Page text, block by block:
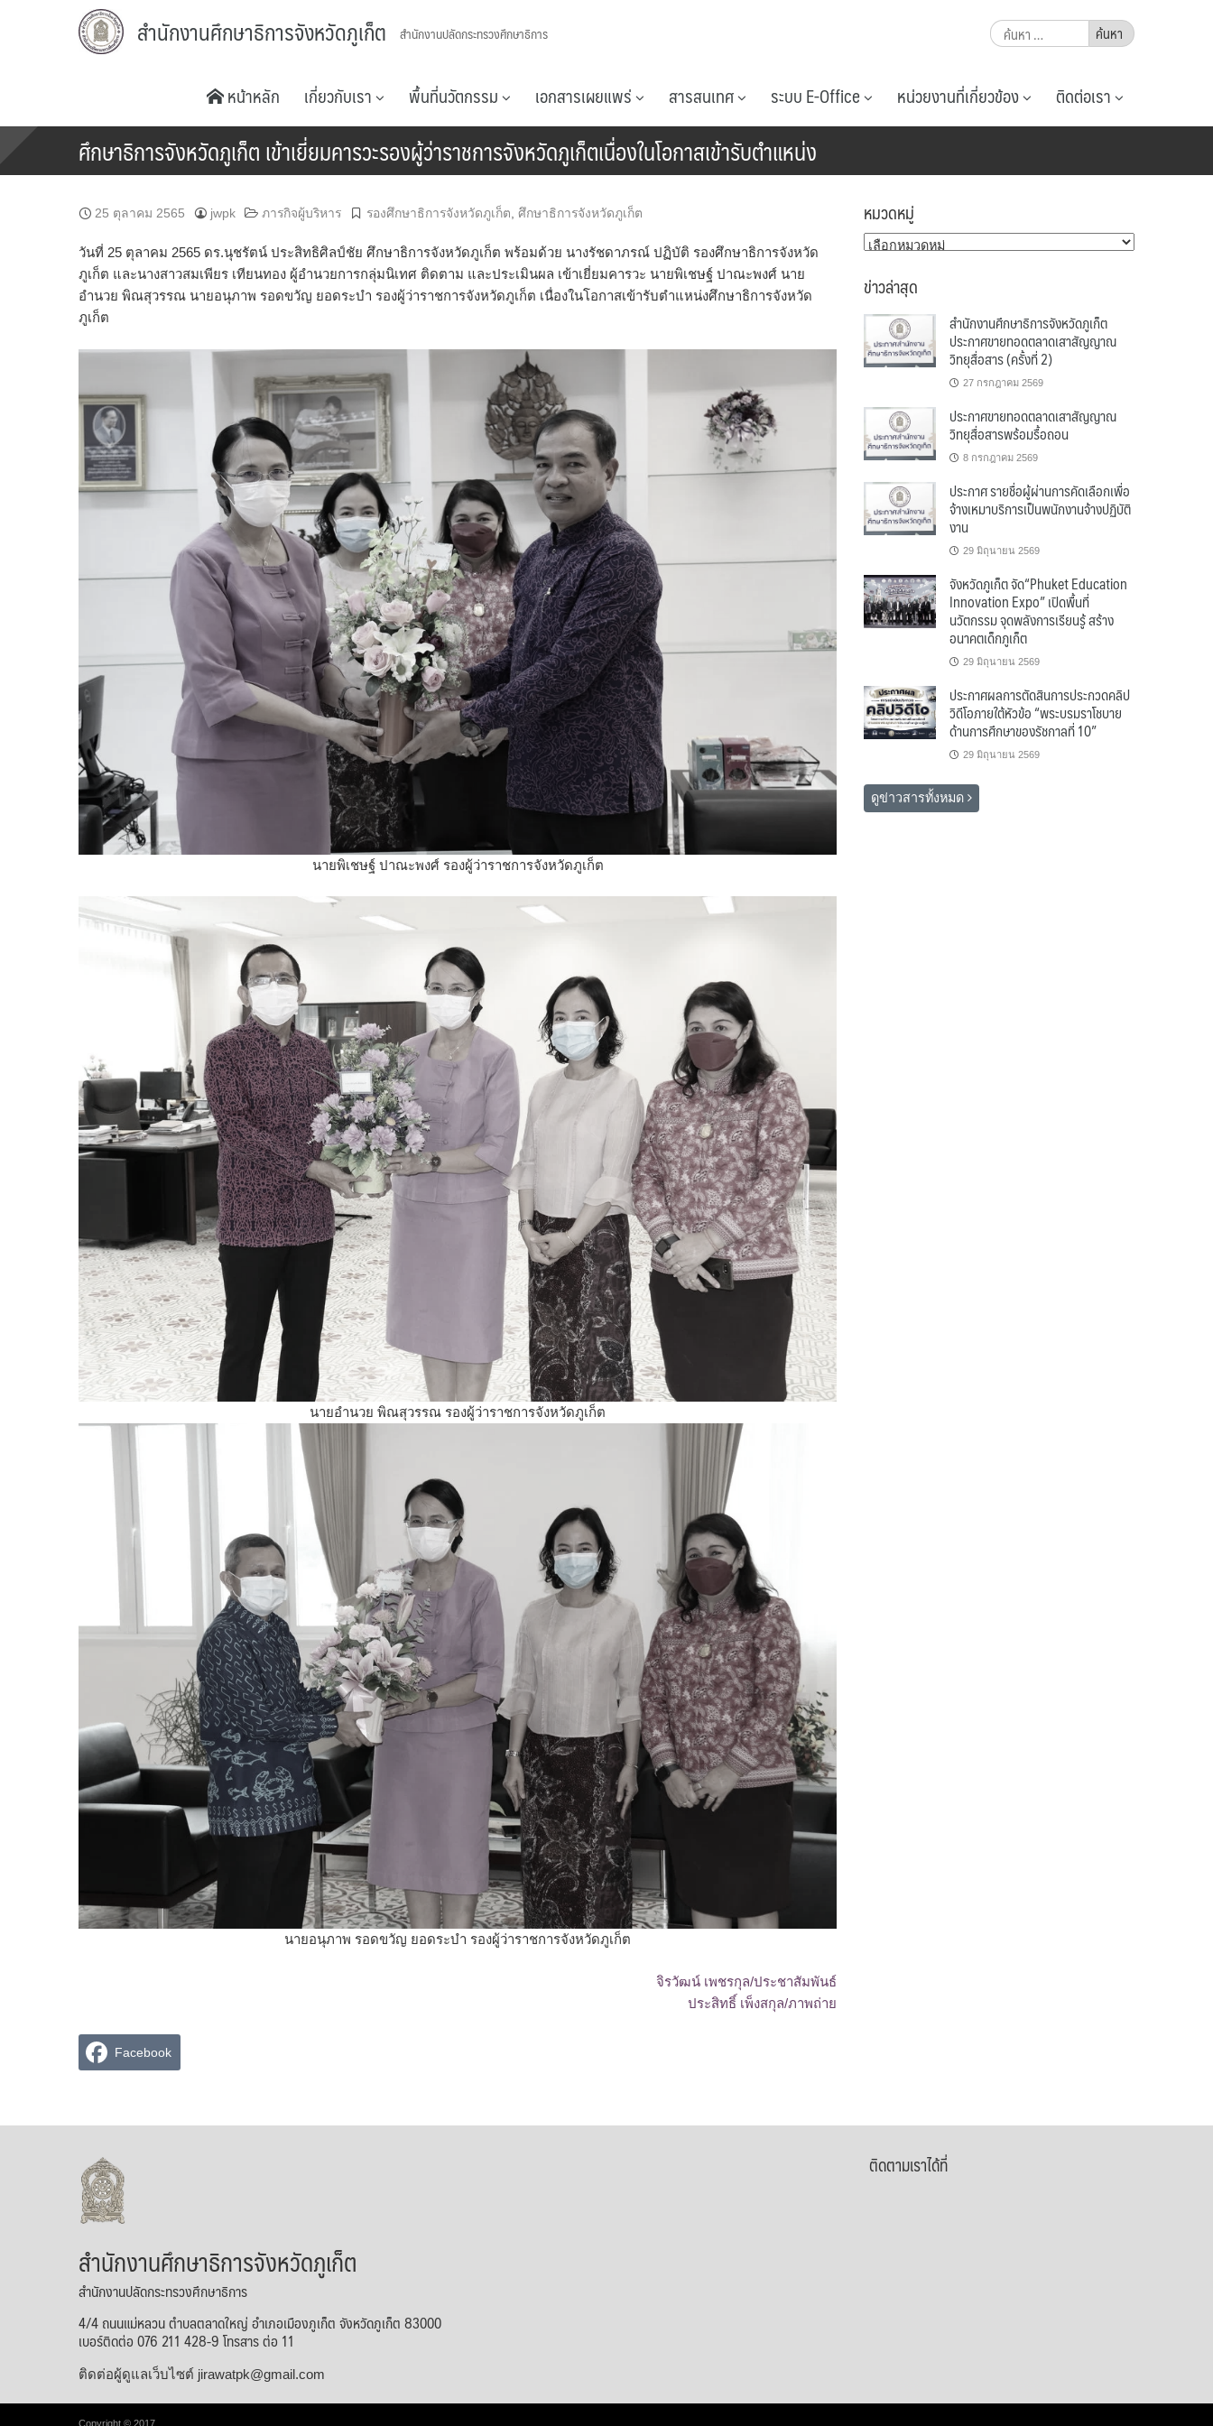
สำนักงานศึกษาธิการจังหวัดภูเก็ต สำนักงานปลัดกระทรวงศึกษาธิการ
ค้นหา
สำหรับ:
หน้าหลัก เกี่ยวกับเรา พื้นที่นวัตกรรม เอกสารเผยแพร่ สารสนเทศ ระบบ E-Office หน่วยงานที่เกี่ยวข้อง ติดต่อเรา
ศึกษาธิการจังหวัดภูเก็ต เข้าเยี่ยมคารวะรองผู้ว่าราชการจังหวัดภูเก็ตเนื่องในโอกาสเข้ารับตำแหน่ง
25 ตุลาคม 2565 jwpk ภารกิจผู้บริหาร รองศึกษาธิการจังหวัดภูเก็ต ศึกษาธิการจังหวัดภูเก็ต
วันที่ 25 ตุลาคม 2565 ดร.นุชรัตน์ ประสิทธิศิลป์ชัย ศึกษาธิการจังหวัดภูเก็ต พร้อมด้วย นางรัชดาภรณ์ ปฏิบัติ รองศึกษาธิการจังหวัด
ภูเก็ต และนางสาวสมเพียร เทียนทอง ผู้อำนวยการกลุ่มนิเทศ ติดตาม และประเมินผล เข้าเยี่ยมคารวะ นายพิเชษฐ์ ปาณะพงศ์ นาย
อำนวย พิณสุวรรณ นายอนุภาพ รอดขวัญ ยอดระบำ รองผู้ว่าราชการจังหวัดภูเก็ต เนื่องในโอกาสเข้ารับตำแหน่งศึกษาธิการจังหวัด
ภูเก็ต
นายพิเชษฐ์ ปาณะพงศ์ รองผู้ว่าราชการจังหวัดภูเก็ต
นายอำนวย พิณสุวรรณ รองผู้ว่าราชการจังหวัดภูเก็ต
นายอนุภาพ รอดขวัญ ยอดระบำ รองผู้ว่าราชการจังหวัดภูเก็ต
จิรวัฒน์ เพชรกุล/ประชาสัมพันธ์
ประสิทธิ์ เพ็งสกุล/ภาพถ่าย
Facebook
หมวดหมู่
หมวด
ข่าวล่าสุด
สำนักงานศึกษาธิการจังหวัดภูเก็ต
ประกาศขายทอดตลาดเสาสัญญาณ
วิทยุสื่อสาร (ครั้งที่ 2)
27 กรกฎาคม 2569
ประกาศขายทอดตลาดเสาสัญญาณ
วิทยุสื่อสารพร้อมรื้อถอน
8 กรกฎาคม 2569
ประกาศ รายชื่อผู้ผ่านการคัดเลือกเพื่อ
จ้างเหมาบริการเป็นพนักงานจ้างปฏิบัติ
งาน
29 มิถุนายน 2569
จังหวัดภูเก็ต จัด“Phuket Education
Innovation Expo” เปิดพื้นที่
นวัตกรรม จุดพลังการเรียนรู้ สร้าง
อนาคตเด็กภูเก็ต
29 มิถุนายน 2569
ประกาศผลการตัดสินการประกวดคลิป
วิดีโอภายใต้หัวข้อ “พระบรมราโชบาย
ด้านการศึกษาของรัชกาลที่ 10”
29 มิถุนายน 2569
ดูข่าวสารทั้งหมด
สำนักงานศึกษาธิการจังหวัดภูเก็ต
สำนักงานปลัดกระทรวงศึกษาธิการ
4/4 ถนนแม่หลวน ตำบลตลาดใหญ่ อำเภอเมืองภูเก็ต จังหวัดภูเก็ต 83000
เบอร์ติดต่อ 076 211 428-9 โทรสาร ต่อ 11
ติดต่อผู้ดูแลเว็บไซต์ jirawatpk@gmail.com
ติดตามเราได้ที่
Copyright © 2017